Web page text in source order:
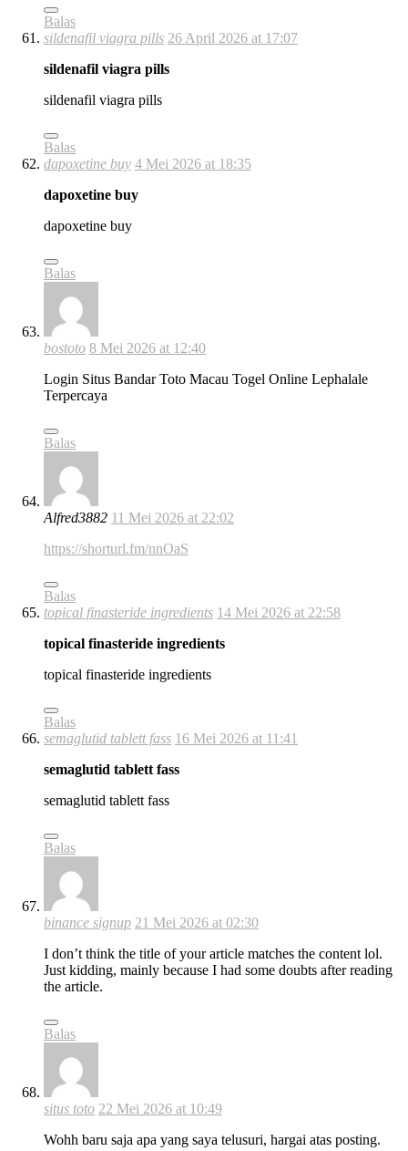
Balas
sildenafil viagra pills 26 April 2026 at 17:07
sildenafil viagra pills
sildenafil viagra pills
Balas
dapoxetine buy 4 Mei 2026 at 18:35
dapoxetine buy
dapoxetine buy
Balas
bostoto 8 Mei 2026 at 12:40
Login Situs Bandar Toto Macau Togel Online Lephalale
Terpercaya
Balas
Alfred3882 11 Mei 2026 at 22:02
https://shorturl.fm/nnOaS
Balas
topical finasteride ingredients 14 Mei 2026 at 22:58
topical finasteride ingredients
topical finasteride ingredients
Balas
semaglutid tablett fass 16 Mei 2026 at 11:41
semaglutid tablett fass
semaglutid tablett fass
Balas
binance signup 21 Mei 2026 at 02:30
I don’t think the title of your article matches the content lol.
Just kidding, mainly because I had some doubts after reading
the article.
Balas
situs toto 22 Mei 2026 at 10:49
Wohh baru saja apa yang saya telusuri, hargai atas posting.